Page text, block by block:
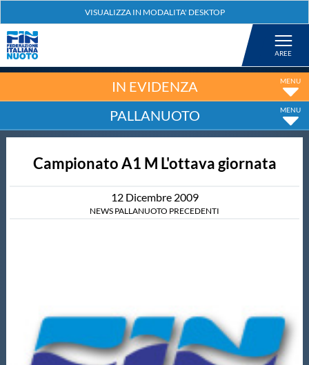
Nuoto
Tuffi
Artistico
IN EVIDENZA
PALLANUOTO
Campionato A1 M L'ottava giornata
12 Dicembre 2009
NEWS PALLANUOTO PRECEDENTI